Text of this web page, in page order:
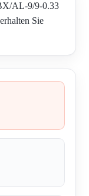
AL-9/9-0.33
Sie